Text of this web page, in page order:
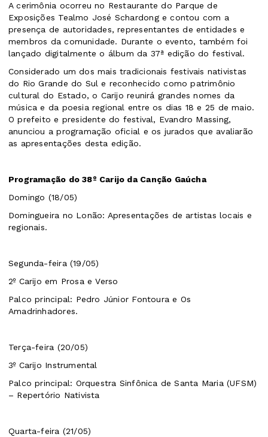
A cerimônia ocorreu no Restaurante do Parque de
Exposições Tealmo José Schardong e contou com a
presença de autoridades, representantes de entidades e
membros da comunidade. Durante o evento, também foi
lançado digitalmente o álbum da 37ª edição do festival.
Considerado um dos mais tradicionais festivais nativistas
do Rio Grande do Sul e reconhecido como patrimônio
cultural do Estado, o Carijo reunirá grandes nomes da
música e da poesia regional entre os dias 18 e 25 de maio.
O prefeito e presidente do festival, Evandro Massing,
anunciou a programação oficial e os jurados que avaliarão
as apresentações desta edição.
Programação do 38º Carijo da Canção Gaúcha
Domingo (18/05)
Domingueira no Lonão: Apresentações de artistas locais e
regionais.
Segunda-feira (19/05)
2º Carijo em Prosa e Verso
Palco principal: Pedro Júnior Fontoura e Os
Amadrinhadores.
Terça-feira (20/05)
3º Carijo Instrumental
Palco principal: Orquestra Sinfônica de Santa Maria (UFSM)
– Repertório Nativista
Quarta-feira (21/05)